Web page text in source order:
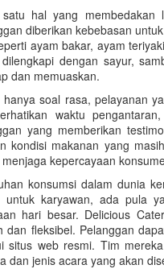
hal yang membedakan
diberikan kebebasan
ayam bakar, ayam
dengan sayur,
dan memuaskan.
hanya soal rasa, pelayanan
waktu
yang memberikan
kondisi makanan yang
kepercayaan
konsumsi dalam dunia
untuk karyawan, ada pula
hari besar. Delicious
dan fleksibel. Pelanggan
situs web resmi. Tim
dan jenis acara yang akan